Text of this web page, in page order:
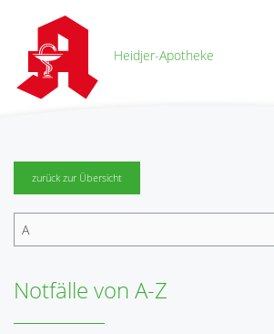
Heidjer-Apotheke
zurück zur Übersicht
Notfälle von A-Z